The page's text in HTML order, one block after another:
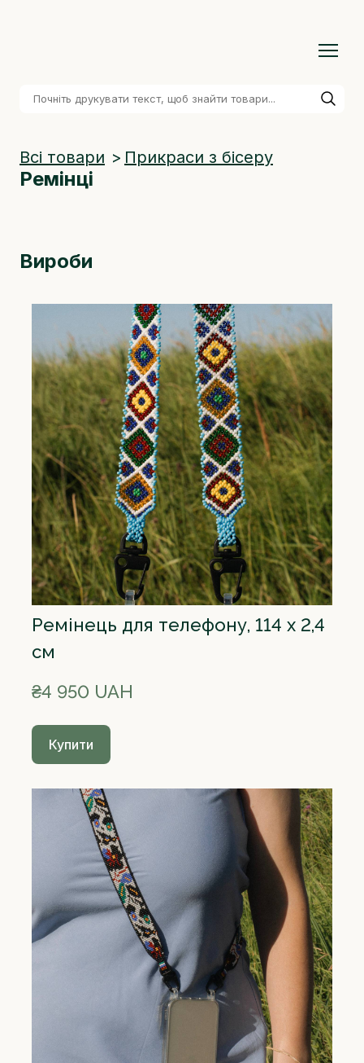
Всі товари Прикраси з бісеру
Ремінці
Вироби
Ремінець для телефону, 114 х 2,4
см
₴4 950 UAH
Купити